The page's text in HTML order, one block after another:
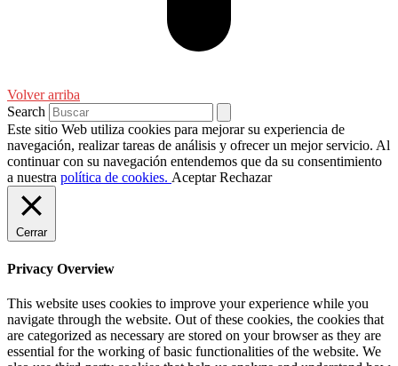
Volver arriba
Search
Este sitio Web utiliza cookies para mejorar su experiencia de
navegación, realizar tareas de análisis y ofrecer un mejor servicio. Al
continuar con su navegación entendemos que da su consentimiento
a nuestra política de cookies. Aceptar Rechazar
Cerrar
Privacy Overview
This website uses cookies to improve your experience while you
navigate through the website. Out of these cookies, the cookies that
are categorized as necessary are stored on your browser as they are
essential for the working of basic functionalities of the website. We